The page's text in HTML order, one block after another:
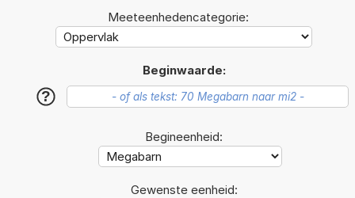
Meeteenhedencategorie:
Beginwaarde:
?
Begineenheid:
Gewenste eenheid: